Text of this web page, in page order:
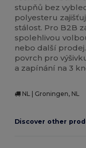
stupňů bez
polyesteru
stálost. Pro B2B
spolehlivou
nebo další
povrch pro
a zapínání na 3
NL | Groningen, NL
Discover other